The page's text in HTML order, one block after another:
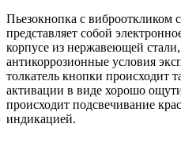
Пьезокнопка с виброоткликом
представляет собой
корпусе из нержавеющей стали,
антикоррозионные условия
толкатель кнопки происходит
активации в виде хорошо
происходит подсвечивание
индикацией.